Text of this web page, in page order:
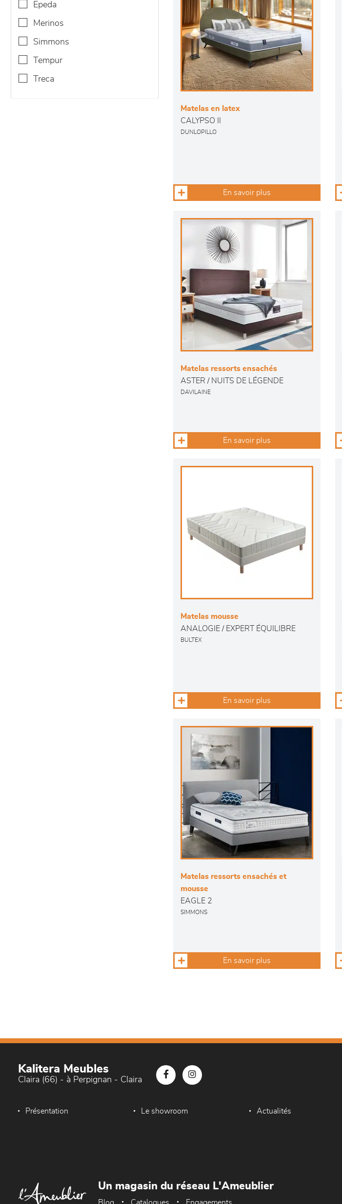
epeda
merinos
simmons
tempur
treca
Matelas en latex
CALYPSO II
DUNLOPILLO
En savoir plus
Matelas ressorts ensachés
ASTER / NUITS DE LÉGENDE
DAVILAINE
En savoir plus
Matelas mousse
ANALOGIE / EXPERT ÉQUILIBRE
BULTEX
En savoir plus
Matelas ressorts ensachés et
mousse
EAGLE 2
SIMMONS
En savoir plus
Kalitera Meubles
Claira (66) - à Perpignan - Claira
Présentation Le showroom Actualités
Un magasin du réseau L'Ameublier